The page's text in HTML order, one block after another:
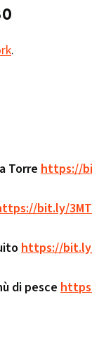
.
Torrehttps://
bit.ly/
https://
di pesce